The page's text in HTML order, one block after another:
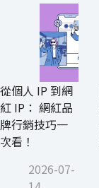
從個人 IP 到網
紅 IP： 網紅品
牌行銷技巧一
次看！
2026-07-